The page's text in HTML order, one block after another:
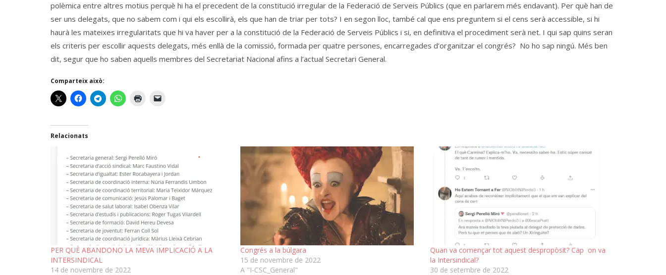
polèmica entre altres motius perquè hi ha el precedent de la constitució irregular de la Federació de Serveis Públics (que en parlarem més endavant). Per què han de
ser uns delegats, que no sabem com i qui els escollirà, els que han de triar per tots? I en segon lloc, també cal que ens preguntem si el cens serà accessible, si hi
haurà les mateixes irregularitats que hi va haver per a la constitució de la Federació de Serveis Públics i si, en definitiva el procediment serà net. I qui sap quins seran
els criteris per escollir aquests delegats, més enllà de la comissió, formada per quatre persones, encarregades d’organitzar el congrés? No ho sap ningú. Més ben
dit, segur que ho saben aquells membres del Secretariat Nacional afins a l’actual Secretari General.
Comparteix això:
Relacionats
PER QUÈ ABANDONO LA MEVA IMPLICACIÓ A LA
INTERSINDICAL
14 de novembre de 2022
Congrés a la búlgara
15 de novembre de 2022
A "I-CSC_General"
Quan va començar tot aquest despropòsit? Cap on va
la Intersindical?
30 de setembre de 2022